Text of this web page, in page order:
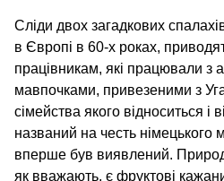
Сліди двох загадкових
в Європі в 60‑х роках,
працівникам, які працювали з
мавпочками, привезеними з
сімейства якого відноситься і
названий на честь німецького
вперше був виявлений.
як вважають, є фруктові